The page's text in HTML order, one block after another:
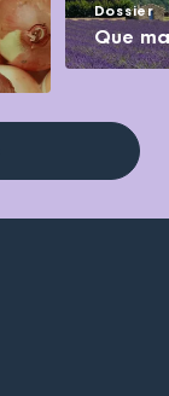
Dossier
Que